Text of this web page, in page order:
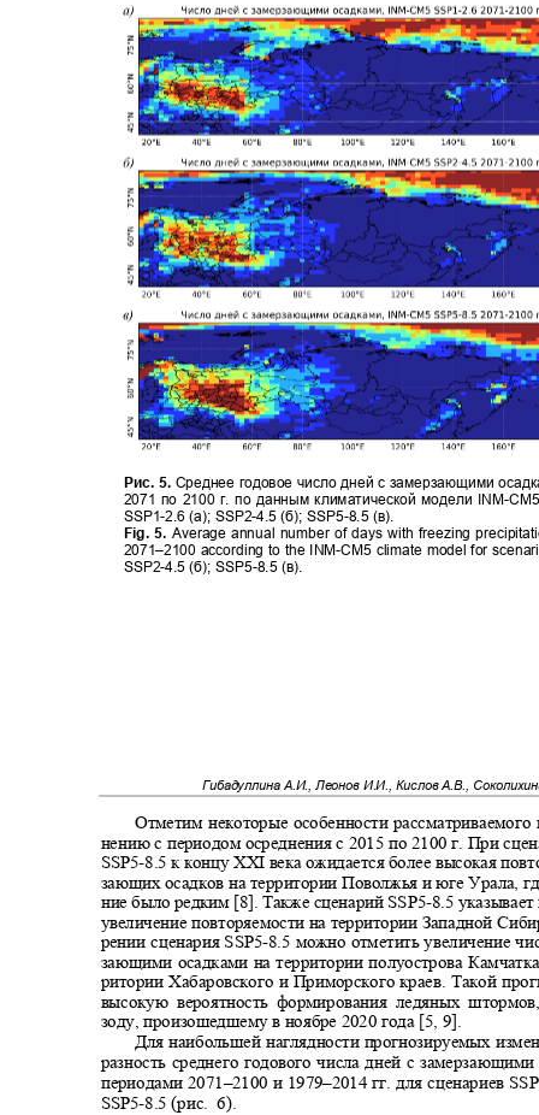
Рис. 5. Среднее годовое число дней с замерзающими
2071 по 2100 г. по данным климатической модели INM-
SSP1-2.6 (а); SSP2-4.5 (б); SSP5-8.5 (в).
Fig. 5. Average annual number of days with freezing
2071–2100 according to the INM-CM5 climate model for
SSP2-4.5 (б); SSP5-8.5 (в).
Гибадуллина А.И., Леонов И.И., Кислов А.В.,
Отметим некоторые особенности
нению с периодом осреднения с 2015 по 2100 г. При
SSP5-8.5 к концуXXI века ожидается более высокая
зающих осадков на территории Поволжья и юге Урала,
ние было редким [8]. Также сценарий SSP5-8.5
увеличение повторяемости на территории Западной
рении сценария SSP5-8.5 можно отметить увеличение
зающими осадками на территории полуострова
ритории Хабаровского и Приморского краев. Такой
высокую вероятность формирования ледяных
зоду, произошедшему в ноябре 2020 года [5, 9].
Для наибольшей наглядности прогнозируемых
разность среднего годового числа дней с
периодами 2071–2100 и 1979–2014 гг. для сценариев
SSP5-8.5 (рис. 6).